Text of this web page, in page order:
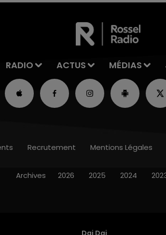
RADIO ACTUS MÉDIAS
Dai Dai
Recrutement Mentions Légales
Archives 2026 2025 2024